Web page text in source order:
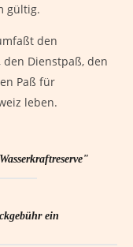
gültig.
den
Dienstpaß, den
Paß für
leben.
ein